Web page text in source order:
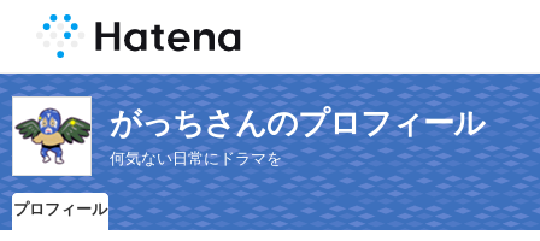
がっちさんのプロフィール
何気ない日常にドラマを
プロフィール